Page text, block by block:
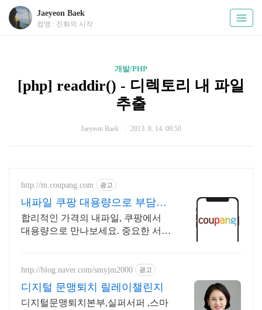
Jaeyeon Baek
컴맹 : 진화의 시작
개발/PHP
[php] readdir() - 디렉토리 내 파일
추출
Jaeyeon Baek 2013. 8. 14. 09:50
http://m.coupang.com 광고
내파일 쿠팡 대용량으로 부담없
이 구매
합리적인 가격의 내파일, 쿠팡에서
대용량으로 만나보세요. 중요한 서류
http://blog.naver.com/smyjm2000 광고
디지털 문맹퇴치 릴레이챌린지
디지털문맹퇴치본부,실퍼서퍼 ,스마